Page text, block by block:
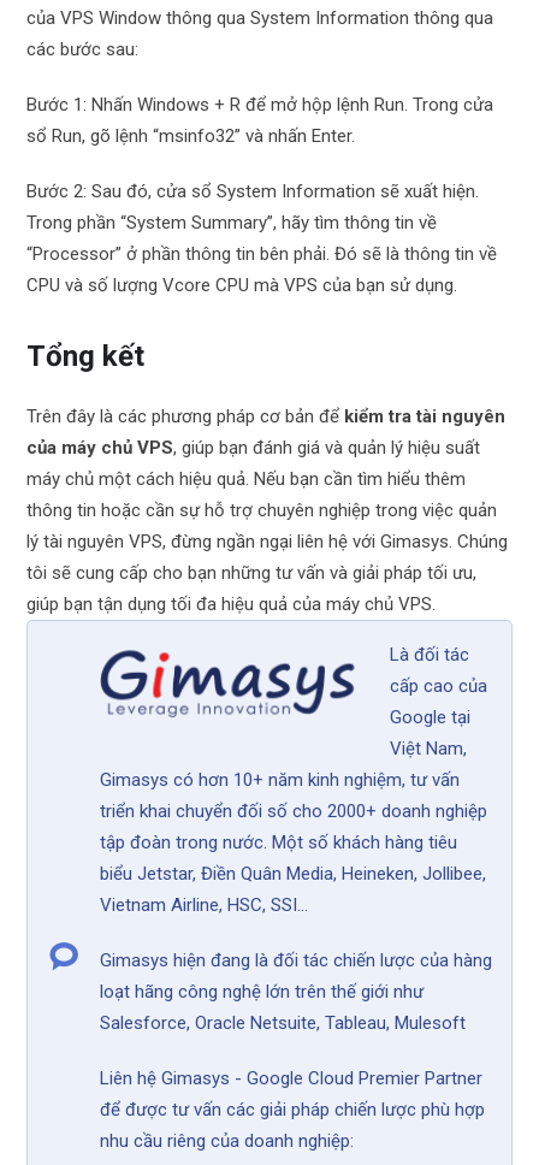
của VPS Window thông qua System Information thông qua
các bước sau:
Bước 1: Nhấn Windows + R để mở hộp lệnh Run. Trong cửa
sổ Run, gõ lệnh “msinfo32” và nhấn Enter.
Bước 2: Sau đó, cửa sổ System Information sẽ xuất hiện.
Trong phần “System Summary”, hãy tìm thông tin về
“Processor” ở phần thông tin bên phải. Đó sẽ là thông tin về
CPU và số lượng Vcore CPU mà VPS của bạn sử dụng.
Tổng kết
Trên đây là các phương pháp cơ bản để kiểm tra tài nguyên
của máy chủ VPS, giúp bạn đánh giá và quản lý hiệu suất
máy chủ một cách hiệu quả. Nếu bạn cần tìm hiểu thêm
thông tin hoặc cần sự hỗ trợ chuyên nghiệp trong việc quản
lý tài nguyên VPS, đừng ngần ngại liên hệ với Gimasys. Chúng
tôi sẽ cung cấp cho bạn những tư vấn và giải pháp tối ưu,
giúp bạn tận dụng tối đa hiệu quả của máy chủ VPS.
Là đối tác
cấp cao của
Google tại
Việt Nam,
Gimasys có hơn 10+ năm kinh nghiệm, tư vấn
triển khai chuyển đối số cho 2000+ doanh nghiệp
tập đoàn trong nước. Một số khách hàng tiêu
biểu Jetstar, Điền Quân Media, Heineken, Jollibee,
Vietnam Airline, HSC, SSI...
Gimasys hiện đang là đối tác chiến lược của hàng
loạt hãng công nghệ lớn trên thế giới như
Salesforce, Oracle Netsuite, Tableau, Mulesoft
Liên hệ Gimasys - Google Cloud Premier Partner
để được tư vấn các giải pháp chiến lược phù hợp
nhu cầu riêng của doanh nghiệp: